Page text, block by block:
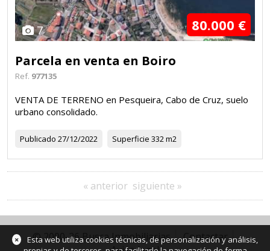
7 80.000 €
Parcela en venta en Boiro
Ref. 977135
VENTA DE TERRENO en Pesqueira, Cabo de Cruz, suelo
urbano consolidado.
Publicado 27/12/2022 Superficie 332 m2
« anterior siguiente »
© 2000-26 Busca Inmobiliarias
Contactar
×
Esta web utiliza cookies técnicas, de personalización y análisis,